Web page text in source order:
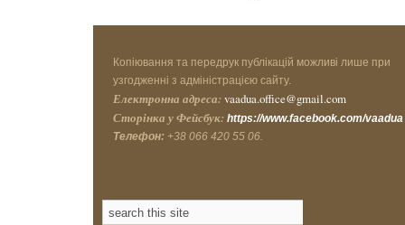
Копіювання та передрук публікацій можливі лише при
узгодженні з адміністрацією сайту.
Електронна адреса: vaadua.office@gmail.com
Сторінка у Фейсбук: https://www.facebook.com/vaadua
Телефон: +38 066 420 55 06.